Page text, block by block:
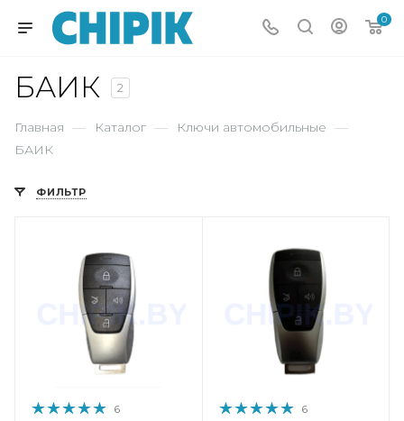
0
БАИК 2
Главная — Каталог — Ключи автомобильные —
БАИК
ФИЛЬТР
6 6